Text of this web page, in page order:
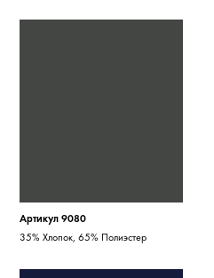
Артикул 9080
35% Хлопок, 65% Полиэстер